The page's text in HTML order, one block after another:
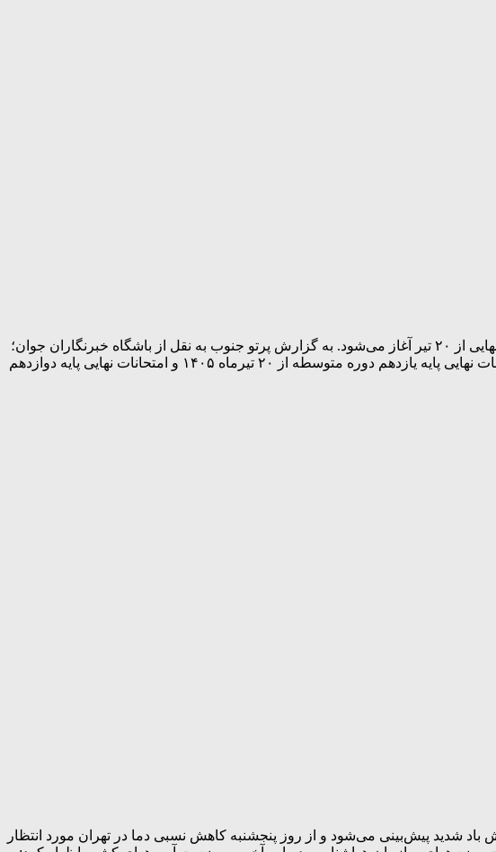
مرکز ارزشیابی آموزش و پرورش با صدور اطلاعیه‌ای با تاکید بر عدم تغییر زمان‌بندی امتحانات نهایی، اعلام کرد: امتحانات نهایی از ۲۰ تیر آغاز می‌شود. به گزارش پرتو جنوب به نقل از باشگاه خبرنگاران جوان؛
در این اطلاعیه آمده است: برنامه برگزاری امتحانات نهایی بدون هیچ‌گونه تغییر به قوت خود باقی است. بر این اساس، امتحانات نهایی پایه یازدهم دوره متوسطه از ۲۰ تیرماه ۱۴۰۵ و امتحانات نهایی پایه دوازدهم
بارش‌های تابستانی، رعدوبرق و وزش باد شدید پیش‌بینی می‌شود و از روز پنجشنبه کاهش نسبی دما در تهران مورد انتظار